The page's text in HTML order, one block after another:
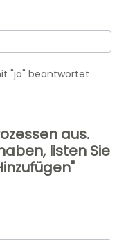
"ja" beantwortet
aus.
listen Sie